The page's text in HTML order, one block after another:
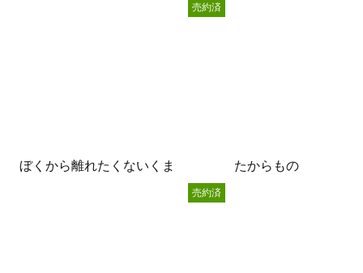
ぼくから離れたくないくま たからもの
売約済
売約済